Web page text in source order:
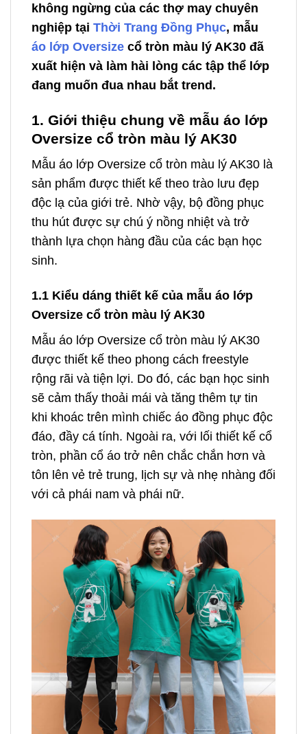
không ngừng của các thợ may chuyên
nghiệp tại Thời Trang Đồng Phục, mẫu
áo lớp Oversize cổ tròn màu lý AK30 đã
xuất hiện và làm hài lòng các tập thể lớp
đang muốn đua nhau bắt trend.
1. Giới thiệu chung về mẫu áo lớp
Oversize cổ tròn màu lý AK30
Mẫu áo lớp Oversize cổ tròn màu lý AK30 là
sản phẩm được thiết kế theo trào lưu đẹp
độc lạ của giới trẻ. Nhờ vậy, bộ đồng phục
thu hút được sự chú ý nồng nhiệt và trở
thành lựa chọn hàng đầu của các bạn học
sinh.
1.1 Kiểu dáng thiết kế của mẫu áo lớp
Oversize cổ tròn màu lý AK30
Mẫu áo lớp Oversize cổ tròn màu lý AK30
được thiết kế theo phong cách freestyle
rộng rãi và tiện lợi. Do đó, các bạn học sinh
sẽ cảm thấy thoải mái và tăng thêm tự tin
khi khoác trên mình chiếc áo đồng phục độc
đáo, đầy cá tính. Ngoài ra, với lối thiết kế cổ
tròn, phần cổ áo trở nên chắc chắn hơn và
tôn lên vẻ trẻ trung, lịch sự và nhẹ nhàng đối
với cả phái nam và phái nữ.